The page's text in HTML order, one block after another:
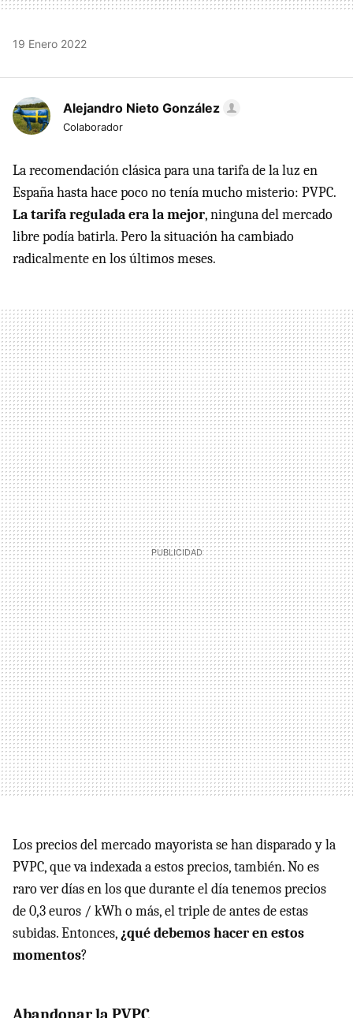
19 Enero 2022
Alejandro Nieto González
Colaborador
La recomendación clásica para una tarifa de la luz en
España hasta hace poco no tenía mucho misterio: PVPC.
La tarifa regulada era la mejor, ninguna del mercado
libre podía batirla. Pero la situación ha cambiado
radicalmente en los últimos meses.
Los precios del mercado mayorista se han disparado y la
PVPC, que va indexada a estos precios, también. No es
raro ver días en los que durante el día tenemos precios
de 0,3 euros / kWh o más, el triple de antes de estas
subidas. Entonces, ¿qué debemos hacer en estos
momentos?
Abandonar la PVPC